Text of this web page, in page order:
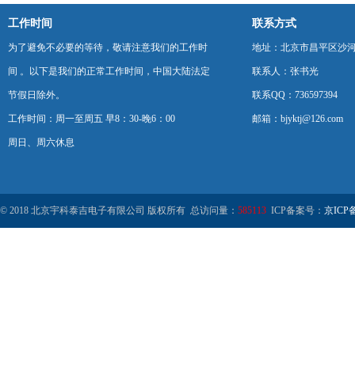
工作时间
为了避免不必要的等待，敬请注意我们的工作时
间 。以下是我们的正常工作时间，中国大陆法定
节假日除外。
工作时间：周一至周五 早8：30-晚6：00
周日、周六休息
联系方式
地址：北京市昌平区沙
联系人：张书光
联系QQ：736597394
邮箱：bjyktj@126.com
© 2018 北京宇科泰吉电子有限公司 版权所有 总访问量： 585113 ICP备案号： 京ICP